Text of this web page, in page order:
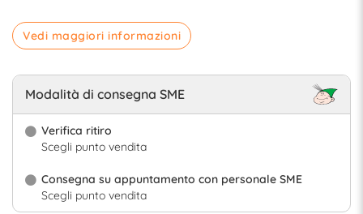
Vedi maggiori informazioni
Modalità di consegna SME
Verifica ritiro
Scegli punto vendita
Consegna su appuntamento con personale SME
Scegli punto vendita